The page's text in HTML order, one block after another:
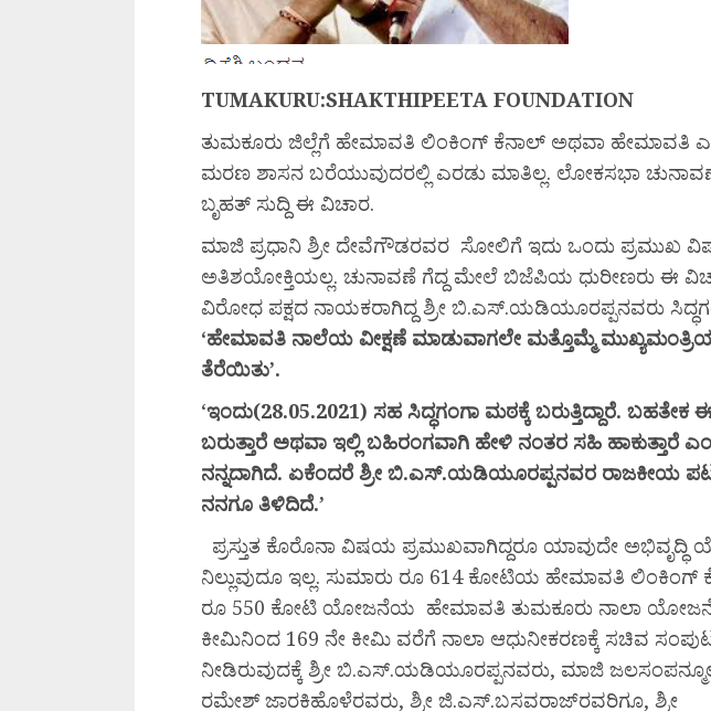
TUMAKURU:SHAKTHIPEETA FOUNDATION
ತುಮಕೂರು ಜಿಲ್ಲೆಗೆ ಹೇಮಾವತಿ ಲಿಂಕಿಂಗ್ ಕೆನಾಲ್ ಅಥವಾ ಹೇಮಾವತಿ
ಮರಣ ಶಾಸನ ಬರೆಯುವುದರಲ್ಲಿ ಎರಡು ಮಾತಿಲ್ಲ. ಲೋಕಸಭಾ
ಬೃಹತ್ ಸುದ್ದಿ ಈ ವಿಚಾರ.
ಮಾಜಿ ಪ್ರಧಾನಿ ಶ್ರೀ ದೇವೆಗೌಡರವರ ಸೋಲಿಗೆ ಇದು ಒಂದು ಪ್ರಮುಖ
ಅತಿಶಯೋಕ್ತಿಯಲ್ಲ. ಚುನಾವಣೆ ಗೆದ್ದ ಮೇಲೆ ಬಿಜೆಪಿಯ ಧುರೀಣರು ಈ
ವಿರೋಧ ಪಕ್ಷದ ನಾಯಕರಾಗಿದ್ದ ಶ್ರೀ ಬಿ.ಎಸ್.ಯಡಿಯೂರಪ್ಪನವರು
‘ಹೇಮಾವತಿ ನಾಲೆಯ ವೀಕ್ಷಣೆ ಮಾಡುವಾಗಲೇ ಮತ್ತೊಮ್ಮೆ
ತೆರೆಯಿತು’.
‘ಇಂದು(28.05.2021) ಸಹ ಸಿದ್ಧಗಂಗಾ ಮಠಕ್ಕೆ ಬರುತ್ತಿದ್ದಾರೆ. ಬಹತೇಕ
ಬರುತ್ತಾರೆ ಅಥವಾ ಇಲ್ಲಿ ಬಹಿರಂಗವಾಗಿ ಹೇಳಿ ನಂತರ ಸಹಿ ಹಾಕುತ್ತಾರೆ
ನನ್ನದಾಗಿದೆ. ಏಕೆಂದರೆ ಶ್ರೀ ಬಿ.ಎಸ್.ಯಡಿಯೂರಪ್ಪನವರ ರಾಜಕೀಯ
ನನಗೂ ತಿಳಿದಿದೆ.’
ಪ್ರಸ್ತುತ ಕೊರೊನಾ ವಿಷಯ ಪ್ರಮುಖವಾಗಿದ್ದರೂ ಯಾವುದೇ ಅಭಿವೃದ್ಧಿ
ನಿಲ್ಲುವುದೂ ಇಲ್ಲ. ಸುಮಾರು ರೂ 614 ಕೋಟಿಯ ಹೇಮಾವತಿ ಲಿಂಕಿಂಗ್
ರೂ 550 ಕೋಟಿ ಯೋಜನೆಯ ಹೇಮಾವತಿ ತುಮಕೂರು ನಾಲಾ
ಕೀಮಿನಿಂದ 169 ನೇ ಕೀಮಿ ವರೆಗೆ ನಾಲಾ ಆಧುನೀಕರಣಕ್ಕೆ ಸಚಿವ
ನೀಡಿರುವುದಕ್ಕೆ ಶ್ರೀ ಬಿ.ಎಸ್.ಯಡಿಯೂರಪ್ಪನವರು, ಮಾಜಿ
ರಮೇಶ್ ಜಾರಕಿಹೊಳೆರವರು, ಶ್ರೀ ಜಿ.ಎಸ್.ಬಸವರಾಜ್‍ರವರಿಗೂ, ಶ್ರೀ